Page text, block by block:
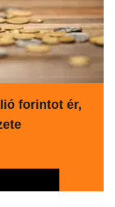
forintot ér,